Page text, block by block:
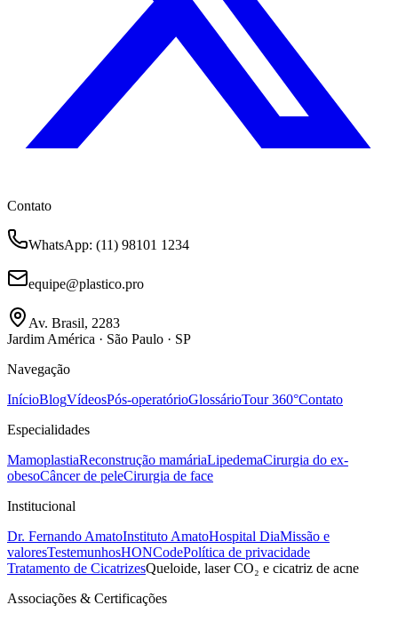
Contato
WhatsApp: (11) 98101 1234
equipe@plastico.pro
Av. Brasil, 2283
Jardim América · São Paulo · SP
Navegação
InícioBlogVídeosPós-operatórioGlossárioTour 360°Contato
Especialidades
MamoplastiaReconstrução mamáriaLipedemaCirurgia do ex-
obesoCâncer de peleCirurgia de face
Institucional
Dr. Fernando AmatoInstituto AmatoHospital DiaMissão e
valoresTestemunhosHONCodePolítica de privacidade
Tratamento de CicatrizesQueloide, laser CO₂ e cicatriz de acne
Associações & Certificações